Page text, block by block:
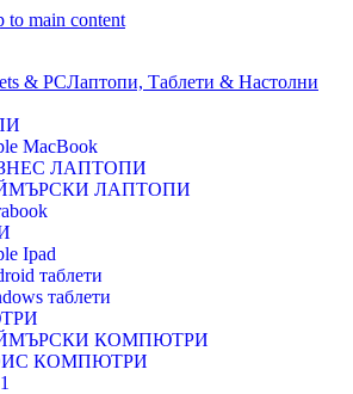
to main content
Лаптопи, Таблети & Настолни
MacBook
ЛАПТОПИ
ЛАПТОПИ
Ipad
таблети
таблети
КОМПЮТРИ
КОМПЮТРИ